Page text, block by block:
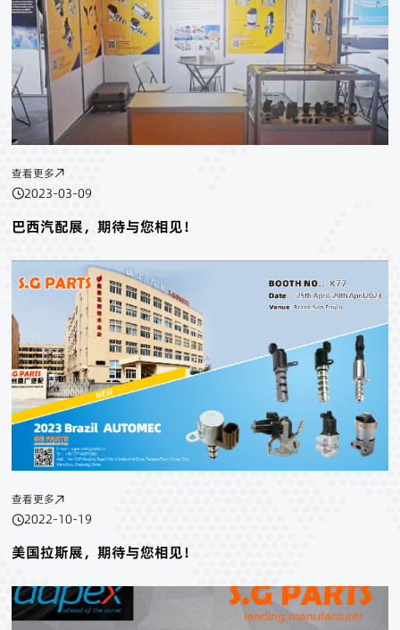
查看更多
2023-03-09
巴西汽配展，期待与您相见！
查看更多
2022-10-19
美国拉斯展，期待与您相见！